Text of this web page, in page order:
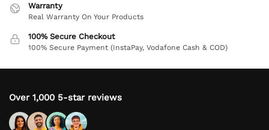
Warranty
Real Warranty On Your Products
100% Secure Checkout
100% Secure Payment (InstaPay, Vodafone Cash & COD)
Over 1,000 5-star reviews